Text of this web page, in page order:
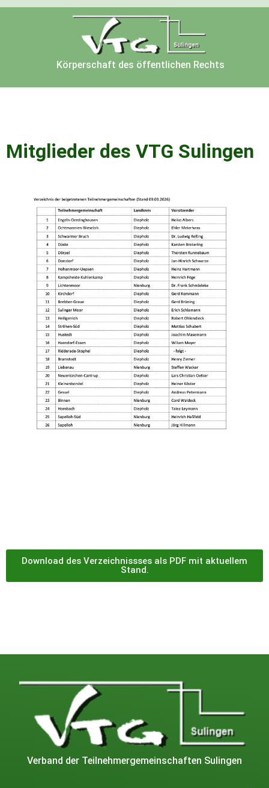
Körperschaft des öffentlichen Rechts
Mitglieder des VTG Sulingen
Download des Verzeichnissses als PDF mit aktuellem
Stand.
Verband der Teilnehmergemeinschaften Sulingen